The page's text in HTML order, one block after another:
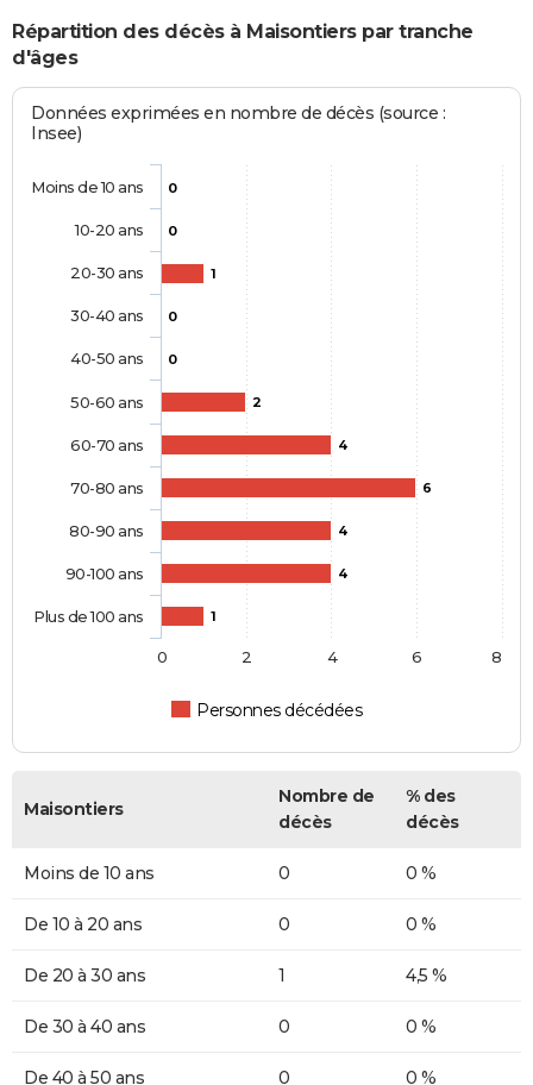
Répartition des décès à Maisontiers par tranche
d'âges
Données exprimées en nombre de décès (source :
Insee)
0
0
1
0
0
2
4
6
4
4
1
Personnes décédées
Moins de 10 ans
10-20 ans
20-30 ans
30-40 ans
40-50 ans
50-60 ans
60-70 ans
70-80 ans
80-90 ans
90-100 ans
Plus de 100 ans
0 2 4 6 8
Maisontiers
Nombre de
décès
% des
décès
Moins de 10 ans 0 0 %
De 10 à 20 ans 0 0 %
De 20 à 30 ans 1 4,5 %
De 30 à 40 ans 0 0 %
De 40 à 50 ans 0 0 %